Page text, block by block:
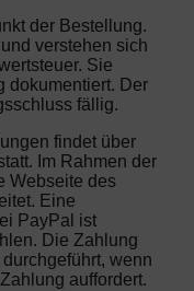
der Bestellung.
verstehen sich
Sie
dokumentiert. Der
fällig.
findet über
Im Rahmen der
Webseite des
Eine
PayPal ist
Die Zahlung
wenn
auffordert.